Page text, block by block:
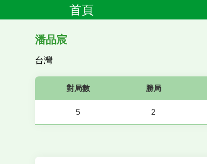
首頁
潘品宸
台灣
對局數 勝局
5 2